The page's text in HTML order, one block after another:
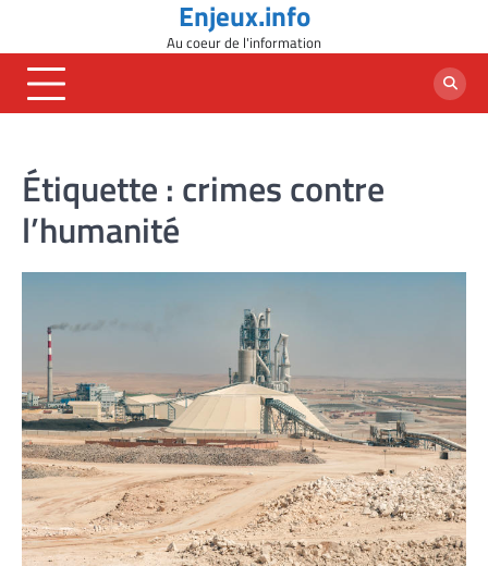
content
Enjeux.info
Au coeur de l'information
Étiquette : crimes contre
l’humanité